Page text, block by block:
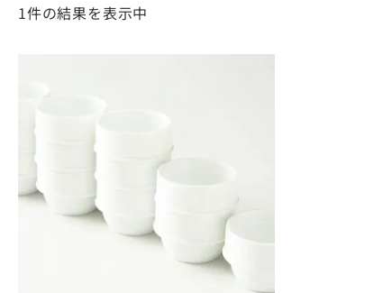
1件の結果を表示中